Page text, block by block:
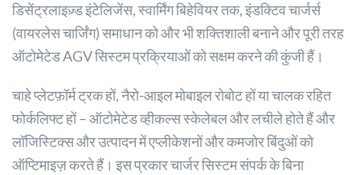
डिसेंट्रलाइज़्ड इंटेलिजेंस, स्वार्मिंग बिहेवियर तक, इंडक्टिव चार्जर्स
(वायरलेस चार्जिंग) समाधान को और भी शक्तिशाली बनाने और पूरी तरह
ऑटोमेटेड AGV सिस्टम प्रक्रियाओं को सक्षम करने की कुंजी हैं।
चाहे प्लेटफ़ॉर्म ट्रक हों, नैरो-आइल मोबाइल रोबोट हों या चालक रहित
फोर्कलिफ्ट हों – ऑटोमेटेड व्हीकल्स स्केलेबल और लचीले होते हैं और
लॉजिस्टिक्स और उत्पादन में एप्लीकेशनों और कमजोर बिंदुओं को
ऑप्टिमाइज़ करते हैं। इस प्रकार चार्जर सिस्टम संपर्क के बिना